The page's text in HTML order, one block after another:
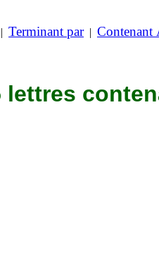
Terminant par| Contenant
lettres